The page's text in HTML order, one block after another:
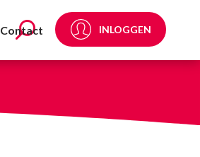
Contact INLOGGEN